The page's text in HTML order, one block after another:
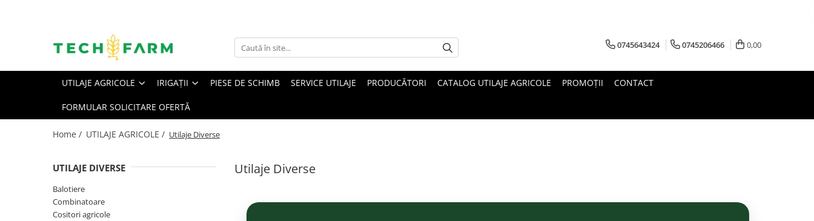
Combinatoare
Cositori agricole
Cultivatoare
Dezmiriștitoare
Grape cu colți
Grape cu discuri
Sisteme irigații prin picurare
Tamburi irigații
0745643424 0745206466 0,00
UTILAJE AGRICOLE IRIGAŢII PIESE DE SCHIMB SERVICE UTILAJE PRODUCĂTORI CATALOG UTILAJE AGRICOLE PROMOŢII CONTACT
FORMULAR SOLICITARE OFERTĂ
Home / UTILAJE AGRICOLE / Utilaje Diverse
Utilaje Diverse
UTILAJE DIVERSE
Balotiere
Combinatoare
Cositori agricole